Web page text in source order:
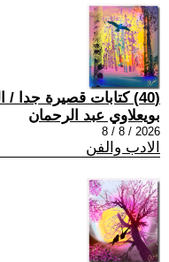
(40) كتابات قصيرة جدا / الهروب الصغير /
بويعلاوي عبد الرحمان
2026 / 8 / 8
الادب والفن